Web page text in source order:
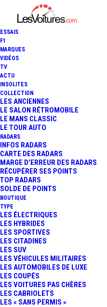
ESSAIS
F1
MARQUES
VIDÉOS
TV
ACTU
INSOLITES
COLLECTION
LES ANCIENNES
LE SALON RÉTROMOBILE
LE MANS CLASSIC
LE TOUR AUTO
RADARS
INFOS RADARS
CARTE DES RADARS
MARGE D’ERREUR DES RADARS
RÉCUPÉRER SES POINTS
TOP RADARS
SOLDE DE POINTS
BOUTIQUE
TYPE
LES ÉLECTRIQUES
LES HYBRIDES
LES SPORTIVES
LES CITADINES
LES SUV
LES VÉHICULES MILITAIRES
LES AUTOMOBILES DE LUXE
LES COUPÉS
LES VOITURES PAS CHÈRES
LES CABRIOLETS
LES « SANS PERMIS »
ROUGES,
BLANCHES,
DE